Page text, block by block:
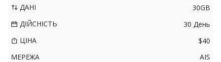
ДАНІ
30GB
ДІЙСНІСТЬ
30 День
ЦІНА
$40
МЕРЕЖА
AIS